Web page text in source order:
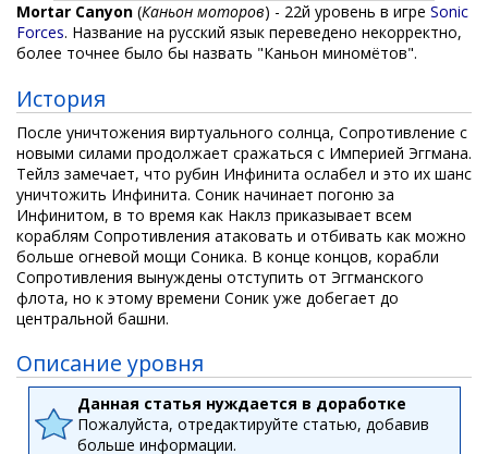
Mortar Canyon (Каньон моторов) - 22й уровень в игре Sonic
Forces. Название на русский язык переведено некорректно,
более точнее было бы назвать "Каньон миномётов".
История
После уничтожения виртуального солнца, Сопротивление с
новыми силами продолжает сражаться с Империей Эггмана.
Тейлз замечает, что рубин Инфинита ослабел и это их шанс
уничтожить Инфинита. Соник начинает погоню за
Инфинитом, в то время как Наклз приказывает всем
кораблям Сопротивления атаковать и отбивать как можно
больше огневой мощи Соника. В конце концов, корабли
Сопротивления вынуждены отступить от Эггманского
флота, но к этому времени Соник уже добегает до
центральной башни.
Описание уровня
Данная статья нуждается в доработке
Пожалуйста, отредактируйте статью, добавив
больше информации.